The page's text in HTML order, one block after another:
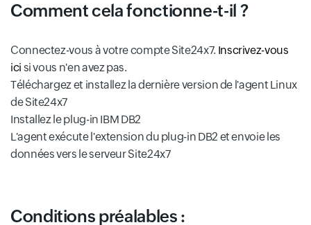
Comment cela fonctionne-t-il ?
Connectez-vous à votre compte Site24x7. Inscrivez-vous
ici si vous n'en avez pas.
Téléchargez et installez la dernière version de l'agent Linux
de Site24x7
Installez le plug-in IBM DB2
L'agent exécute l'extension du plug-in DB2 et envoie les
données vers le serveur Site24x7
Conditions préalables :